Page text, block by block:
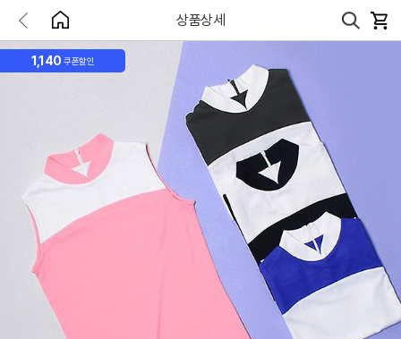
상품상세
1,140 쿠폰할인